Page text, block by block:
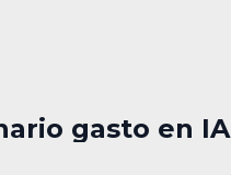
gasto en IA